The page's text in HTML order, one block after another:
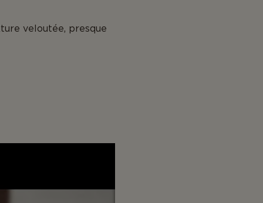
veloutée, presque